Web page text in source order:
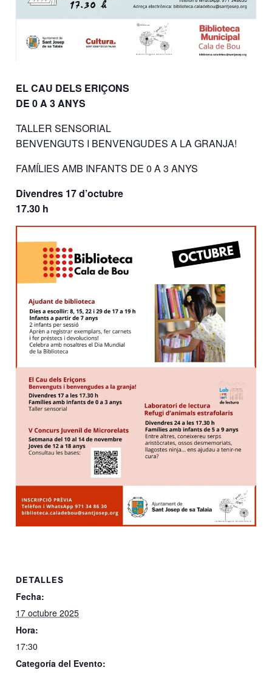
EL CAU DELS ERIÇONS
DE 0 A 3 ANYS
TALLER SENSORIAL
BENVENGUTS I BENVENGUDES A LA GRANJA!
FAMÍLIES AMB INFANTS DE 0 A 3 ANYS
Divendres 17 d’octubre
17.30 h
DETALLES
Fecha:
17 octubre 2025
Hora:
17:30
Categoría del Evento: